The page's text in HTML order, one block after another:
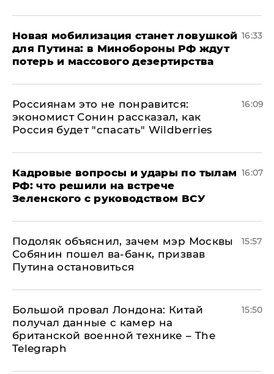
​Новая мобилизация станет ловушкой
для Путина: в Минобороны РФ ждут
потерь и массового дезертирства
16:33
Россиянам это не понравится:
экономист Сонин рассказал, как
Россия будет "спасать" Wildberries
16:09
Кадровые вопросы и удары по тылам
РФ: что решили на встрече
Зеленского с руководством ВСУ
16:07
Подоляк объяснил, зачем мэр Москвы
Собянин пошел ва-банк, призвав
Путина остановиться
15:57
Большой провал Лондона: Китай
получал данные с камер на
британской военной технике – The
Telegraph
15:50